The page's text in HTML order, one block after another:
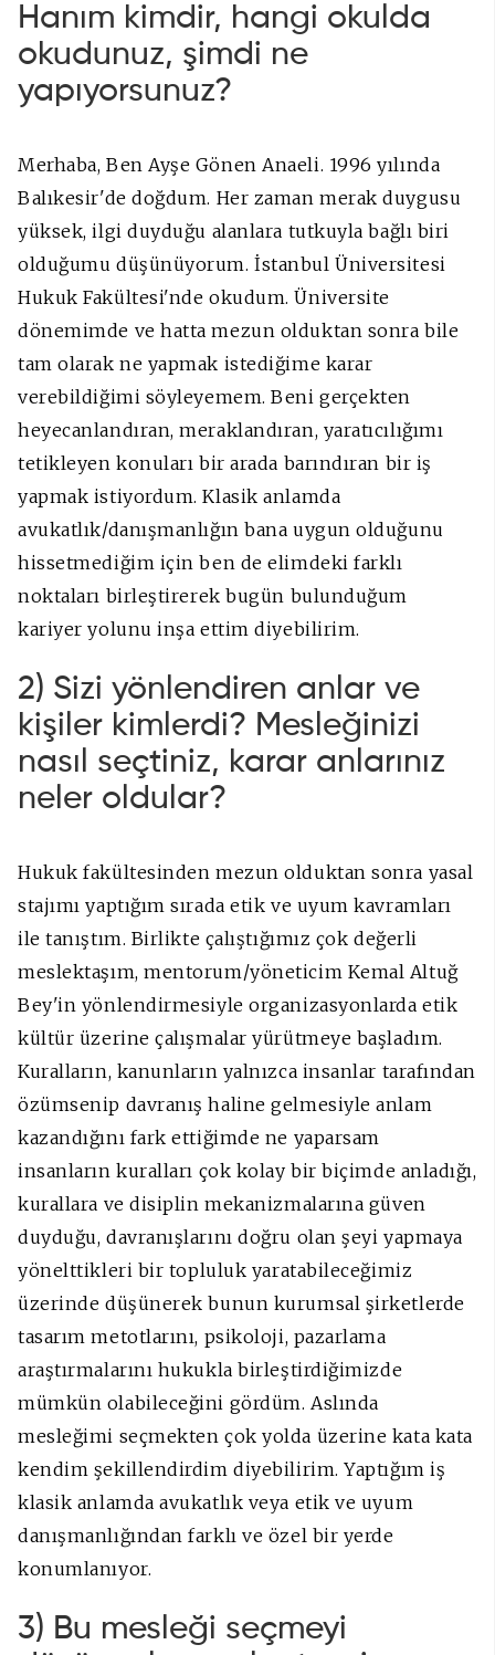
Hanım kimdir, hangi okulda
okudunuz, şimdi ne
yapıyorsunuz?
Merhaba, Ben Ayşe Gönen Anaeli. 1996 yılında
Balıkesir'de doğdum. Her zaman merak duygusu
yüksek, ilgi duyduğu alanlara tutkuyla bağlı biri
olduğumu düşünüyorum. İstanbul Üniversitesi
Hukuk Fakültesi'nde okudum. Üniversite
dönemimde ve hatta mezun olduktan sonra bile
tam olarak ne yapmak istediğime karar
verebildiğimi söyleyemem. Beni gerçekten
heyecanlandıran, meraklandıran, yaratıcılığımı
tetikleyen konuları bir arada barındıran bir iş
yapmak istiyordum. Klasik anlamda
avukatlık/danışmanlığın bana uygun olduğunu
hissetmediğim için ben de elimdeki farklı
noktaları birleştirerek bugün bulunduğum
kariyer yolunu inşa ettim diyebilirim.
2) Sizi yönlendiren anlar ve
kişiler kimlerdi? Mesleğinizi
nasıl seçtiniz, karar anlarınız
neler oldular?
Hukuk fakültesinden mezun olduktan sonra yasal
stajımı yaptığım sırada etik ve uyum kavramları
ile tanıştım. Birlikte çalıştığımız çok değerli
meslektaşım, mentorum/yöneticim Kemal Altuğ
Bey'in yönlendirmesiyle organizasyonlarda etik
kültür üzerine çalışmalar yürütmeye başladım.
Kuralların, kanunların yalnızca insanlar tarafından
özümsenip davranış haline gelmesiyle anlam
kazandığını fark ettiğimde ne yaparsam
insanların kuralları çok kolay bir biçimde anladığı,
kurallara ve disiplin mekanizmalarına güven
duyduğu, davranışlarını doğru olan şeyi yapmaya
yönelttikleri bir topluluk yaratabileceğimiz
üzerinde düşünerek bunun kurumsal şirketlerde
tasarım metotlarını, psikoloji, pazarlama
araştırmalarını hukukla birleştirdiğimizde
mümkün olabileceğini gördüm. Aslında
mesleğimi seçmekten çok yolda üzerine kata kata
kendim şekillendirdim diyebilirim. Yaptığım iş
klasik anlamda avukatlık veya etik ve uyum
danışmanlığından farklı ve özel bir yerde
konumlanıyor.
3) Bu mesleği seçmeyi